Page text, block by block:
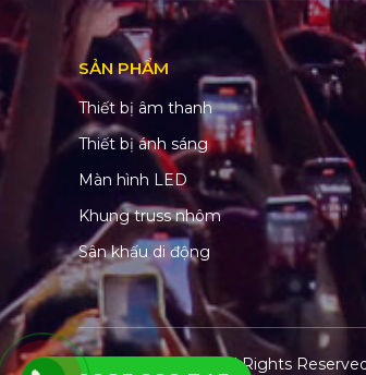
SẢN PHẨM
Thiết bị âm thanh
Thiết bị ánh sáng
Màn hình LED
Khung truss nhôm
Sân khấu di động
© Copyright 2022. All Rights